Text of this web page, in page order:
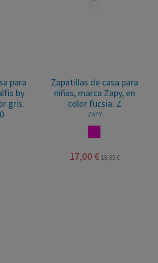
para
by
gris.
Zapatillas de casa para
niñas, marca Zapy, en
color fucsia. Z
ZAPY
17,00 €19,95 €